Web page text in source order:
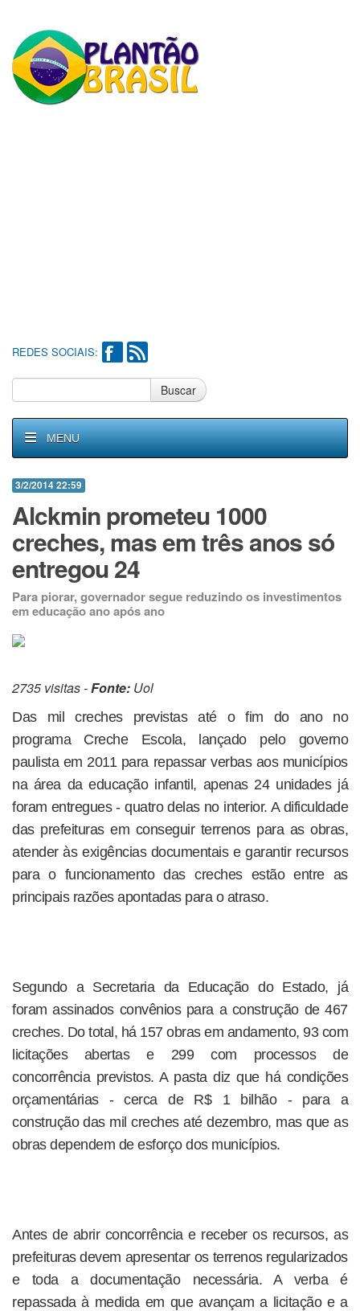
REDES SOCIAIS:
Buscar
MENU
3/2/2014 22:59
Alckmin prometeu 1000
creches, mas em três anos só
entregou 24
Para piorar, governador segue reduzindo os investimentos
em educação ano após ano
2735 visitas -Fonte: Uol
Das mil creches previstas até o fim do ano no
programa Creche Escola, lançado pelo governo
paulista em 2011 para repassar verbas aos municípios
na área da educação infantil, apenas 24 unidades já
foram entregues - quatro delas no interior. A dificuldade
das prefeituras em conseguir terrenos para as obras,
atender às exigências documentais e garantir recursos
para o funcionamento das creches estão entre as
principais razões apontadas para o atraso.
Segundo a Secretaria da Educação do Estado, já
foram assinados convênios para a construção de 467
creches. Do total, há 157 obras em andamento, 93 com
licitações abertas e 299 com processos de
concorrência previstos. A pasta diz que há condições
orçamentárias - cerca de R$ 1 bilhão - para a
construção das mil creches até dezembro, mas que as
obras dependem de esforço dos municípios.
Antes de abrir concorrência e receber os recursos, as
prefeituras devem apresentar os terrenos regularizados
e toda a documentação necessária. A verba é
repassada à medida em que avançam a licitação e a